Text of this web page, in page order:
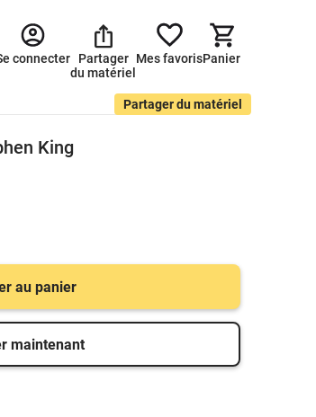
connecter
Partager
du matériel
Mes favorisPanier
Partager du matériel
King
au panier
maintenant